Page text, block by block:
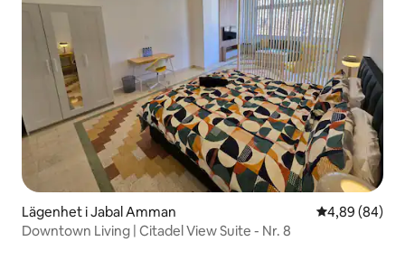
Lägenhet i Jabal Amman 4,89 av 5 i
4,89 (84)
Downtown Living | Citadel View Suite - Nr. 8